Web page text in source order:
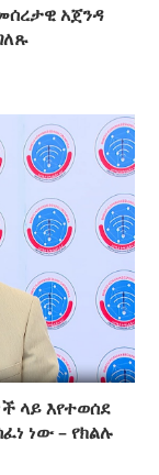
አጀንዳ
ላይ እየተወሰደ
ነው – የክልሉ